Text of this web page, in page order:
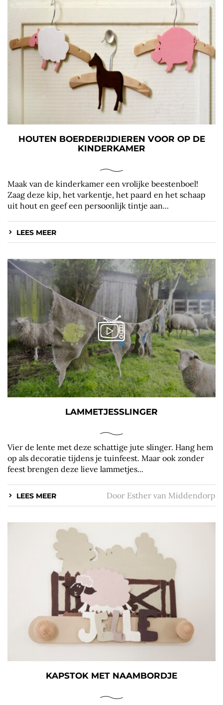
HOUTEN BOERDERIJDIEREN VOOR OP DE
KINDERKAMER
Maak van de kinderkamer een vrolijke beestenboel!
Zaag deze kip, het varkentje, het paard en het schaap
uit hout en geef een persoonlijk tintje aan...
LEES MEER
LAMMETJESSLINGER
Vier de lente met deze schattige jute slinger. Hang hem
op als decoratie tijdens je tuinfeest. Maar ook zonder
feest brengen deze lieve lammetjes...
LEES MEER Door Esther van Middendorp
KAPSTOK MET NAAMBORDJE